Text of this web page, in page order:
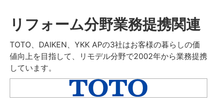
リフォーム分野業務提携関連
TOTO、DAIKEN、YKK APの3社はお客様の暮らしの価
値向上を目指して、リモデル分野で2002年から業務提携
しています。